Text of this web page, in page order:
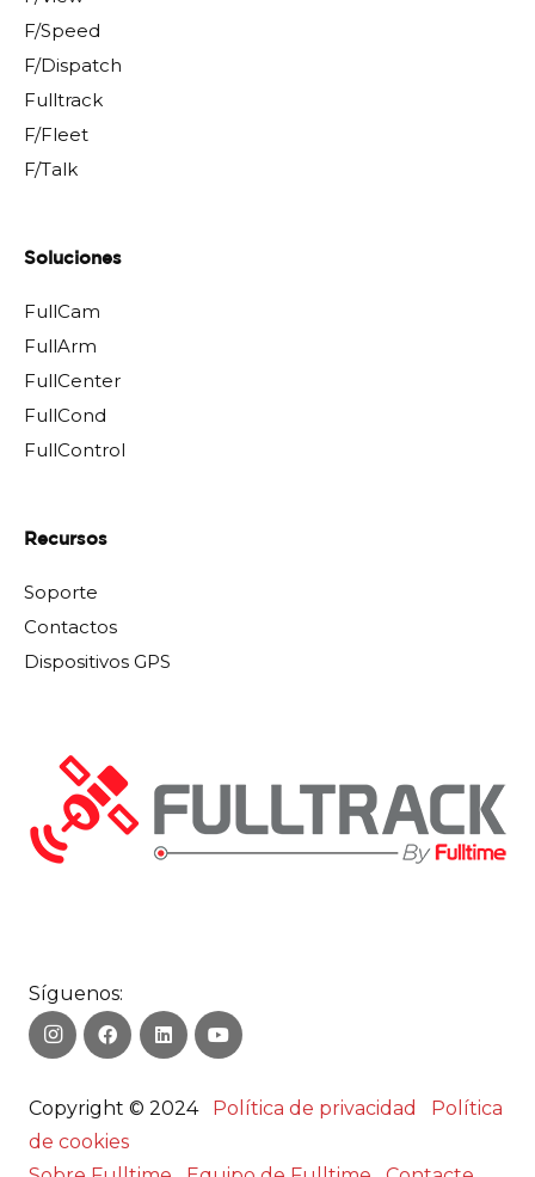
F/Speed
F/Dispatch
Fulltrack
F/Fleet
F/Talk
Soluciones
FullCam
FullArm
FullCenter
FullCond
FullControl
Recursos
Soporte
Contactos
Dispositivos GPS
Síguenos:
Copyright © 2024 Política de privacidad
Política
de cookies